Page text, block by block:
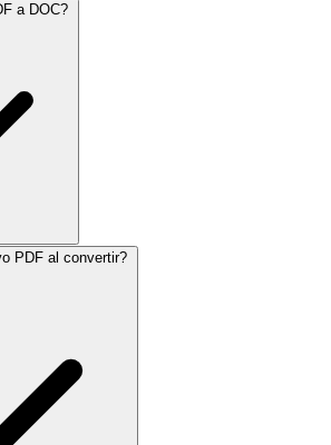
a DOC?
PDF al convertir?